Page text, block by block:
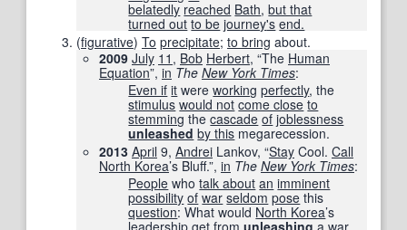
belatedly reached Bath,but that
turned out to be journey's end.
(figurative) To precipitate; to bring about.
2009 July 11 , Bob Herbert, “The Human
Equation”, in The New York Times‎:
Even if it wereworking perfectly, the
stimulus would not come close to
stemming thecascade of joblessness
unleashed by this megarecession.
2013 April 9, Andrei Lankov, “Stay Cool. Call
North Korea’s Bluff.”, in The New York Times‎:
People whotalk about an imminent
possibility of war seldom pose this
question: What would North Korea’s